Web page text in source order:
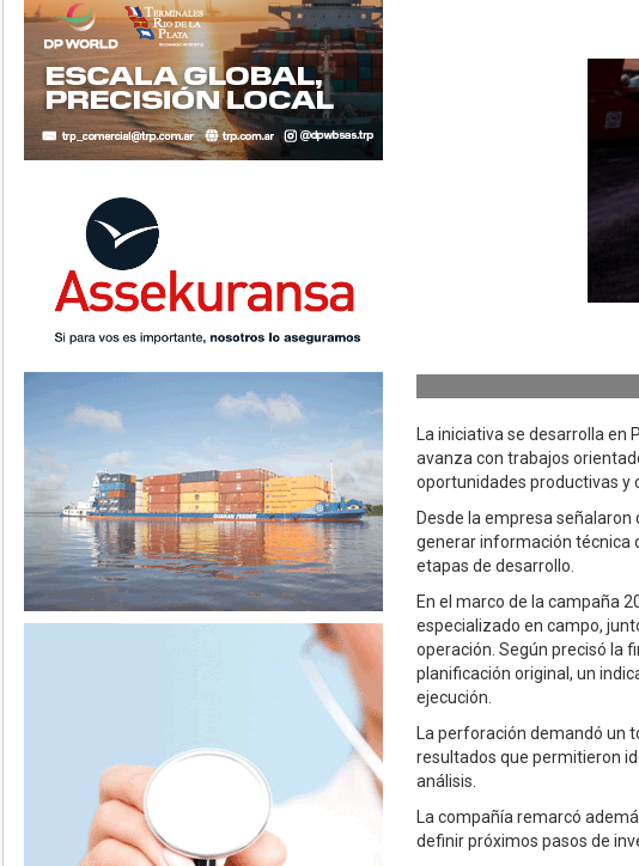
La iniciativa se desarrolla
avanza con trabajos
oportunidades productivas y
Desde la empresa
generar información técnica
etapas de desarrollo.
En el marco de la campaña
especializado en campo,
operación. Según precisó la
planificación original, un
ejecución.
La perforación demandó un
resultados que permitieron
análisis.
La compañía remarcó
definir próximos pasos de